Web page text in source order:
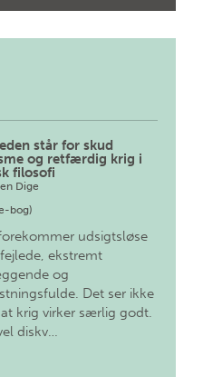
står for skud
og retfærdig krig i
filosofi
Dige
bog)
udsigtsløse
ekstremt
og
Det ser ikke
krig virker særlig godt.
diskv…